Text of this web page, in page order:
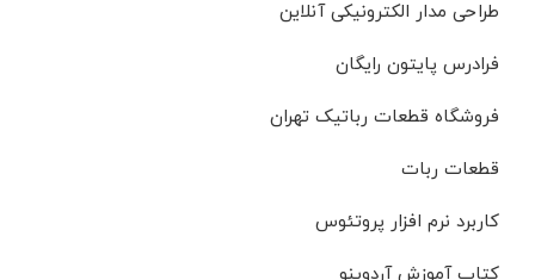
طراحی مدار الکترونیکی آنلاین
فرادرس پایتون رایگان
فروشگاه قطعات رباتیک تهران
قطعات ربات
کاربرد نرم افزار پروتئوس
کتاب آموزش آردوینو